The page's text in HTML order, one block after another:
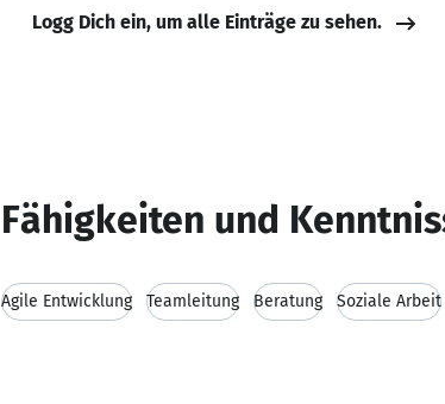
Logg Dich ein, um alle Einträge zu sehen.
Fähigkeiten und
Agile Entwicklung Teamleitung Beratung Soziale Arbeit